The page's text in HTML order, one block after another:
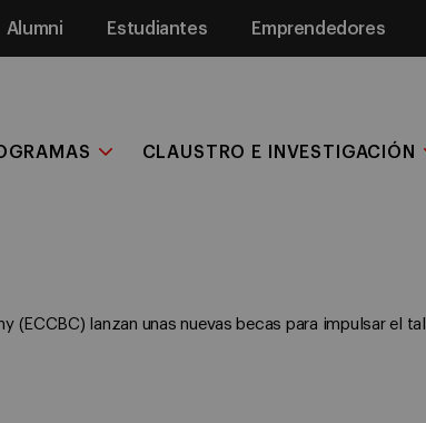
Alumni Estudiantes Emprendedores
CLAUSTRO E INVESTIGACIÓN
(ECCBC) lanzan unas nuevas becas para impulsar el